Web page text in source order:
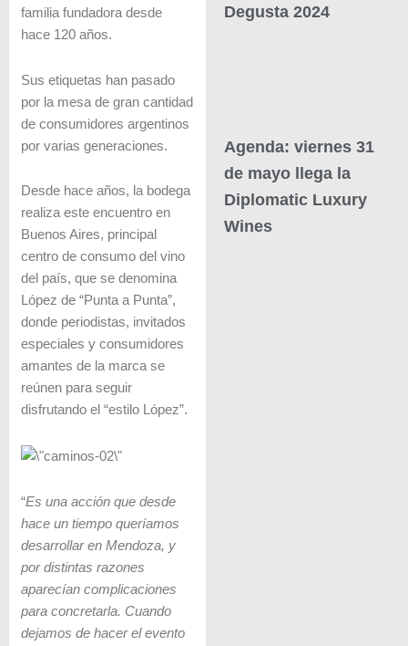
familia fundadora desde
hace 120 años.
Sus etiquetas han pasado
por la mesa de gran cantidad
de consumidores argentinos
por varias generaciones.
Desde hace años, la bodega
realiza este encuentro en
Buenos Aires, principal
centro de consumo del vino
del país, que se denomina
López de “Punta a Punta”,
donde periodistas, invitados
especiales y consumidores
amantes de la marca se
reúnen para seguir
disfrutando el “estilo López”.
“Es una acción que desde
hace un tiempo queríamos
desarrollar en Mendoza, y
por distintas razones
aparecían complicaciones
para concretarla. Cuando
dejamos de hacer el evento
Degusta 2024
Agenda: viernes 31
de mayo llega la
Diplomatic Luxury
Wines